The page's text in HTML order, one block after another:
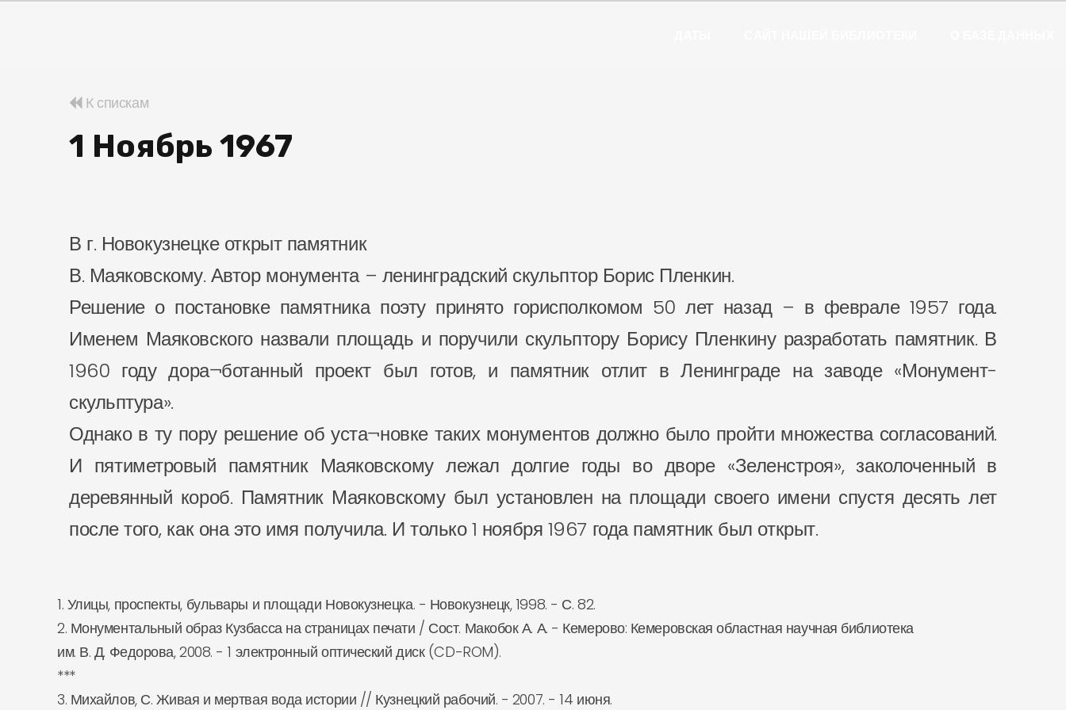
К спискам
1 Ноябрь 1967
В г. Новокузнецке открыт памятник
В. Маяковскому. Автор монумента – ленинградский скульптор Борис Пленкин.
Решение о постановке памятника поэту принято горисполкомом 50 лет назад – в феврале 1957 года.
Именем Маяковского назвали площадь и поручили скульптору Борису Пленкину разработать памятник. В
1960 году дора¬ботанный проект был готов, и памятник отлит в Ленинграде на заводе «Монумент-
скульптура».
Однако в ту пору решение об уста¬новке таких монументов должно было пройти множества согласований.
И пятиметровый памятник Маяковскому лежал долгие годы во дворе «Зеленстроя», заколоченный в
деревянный короб. Памятник Маяковскому был установлен на площади своего имени спустя десять лет
после того, как она это имя получила. И только 1 ноября 1967 года памятник был открыт.
1. Улицы, проспекты, бульвары и площади Новокузнецка. - Новокузнецк, 1998. - С. 82.
2. Монументальный образ Кузбасса на страницах печати / Сост. Макобок А. А. - Кемерово: Кемеровская областная научная библиотека
им. В. Д. Федорова, 2008. - 1 электронный оптический диск (CD-ROM).
***
3. Михайлов, С. Живая и мертвая вода истории // Кузнецкий рабочий. - 2007. - 14 июня.